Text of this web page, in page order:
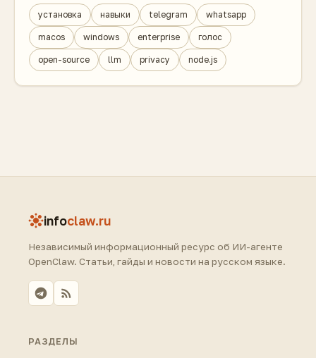
установка навыки telegram whatsapp
macos windows enterprise голос
open-source llm privacy node.js
infoclaw.ru
Независимый информационный ресурс об ИИ-агенте
OpenClaw. Статьи, гайды и новости на русском языке.
РАЗДЕЛЫ